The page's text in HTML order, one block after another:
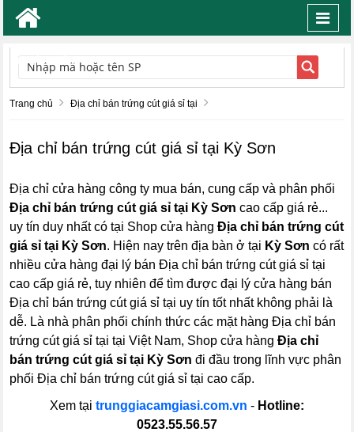
TÌM KIẾM
Trang chủ Địa chỉ bán trứng cút giá sỉ tại
Địa chỉ bán trứng cút giá sỉ tại Kỳ Sơn
Địa chỉ cửa hàng công ty mua bán, cung cấp và phân phối
Địa chỉ bán trứng cút giá sỉ tại Kỳ Sơn cao cấp giá rẻ...
uy tín duy nhất có tại Shop cửa hàngĐịa chỉ bán trứng cút
giá sỉ tại Kỳ Sơn. Hiện nay trên địa bàn ở tại Kỳ Sơn có rất
nhiều cửa hàng đại lý bán Địa chỉ bán trứng cút giá sỉ tại
cao cấp giá rẻ, tuy nhiên để tìm được đại lý cửa hàng bán
Địa chỉ bán trứng cút giá sỉ tại uy tín tốt nhất không phải là
dễ. Là nhà phân phối chính thức các mặt hàng Địa chỉ bán
trứng cút giá sỉ tại tại Việt Nam, Shop cửa hàngĐịa chỉ
bán trứng cút giá sỉ tại Kỳ Sơn đi đầu trong lĩnh vực phân
phối Địa chỉ bán trứng cút giá sỉ tại cao cấp.
Xem tại trunggiacamgiasi.com.vn - Hotline:
0523.55.56.57